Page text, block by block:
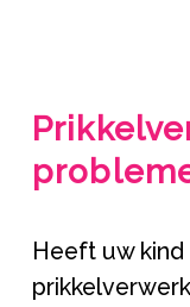
Heeft uw